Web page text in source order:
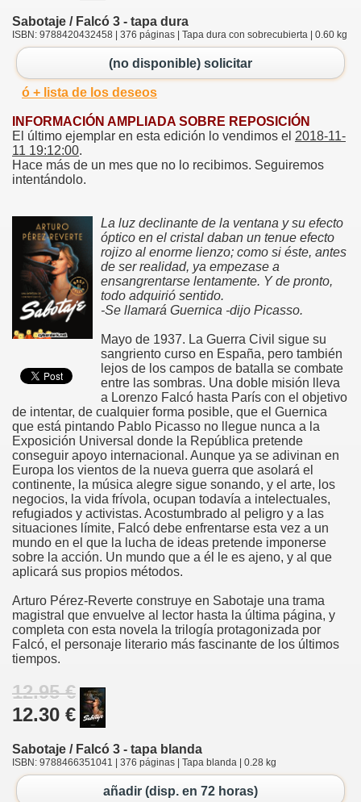
Sabotaje / Falcó 3 - tapa dura
ISBN: 9788420432458 | 376 páginas | Tapa dura con sobrecubierta | 0.60 kg
(no disponible) solicitar
ó + lista de los deseos
INFORMACIÓN AMPLIADA SOBRE REPOSICIÓN
El último ejemplar en esta edición lo vendimos el 2018-11-
11 19:12:00.
Hace más de un mes que no lo recibimos. Seguiremos
intentándolo.
La luz declinante de la ventana y su efecto
óptico en el cristal daban un tenue efecto
rojizo al enorme lienzo; como si éste, antes
de ser realidad, ya empezase a
ensangrentarse lentamente. Y de pronto,
todo adquirió sentido.
-Se llamará Guernica -dijo Picasso.
Mayo de 1937. La Guerra Civil sigue su
sangriento curso en España, pero también
lejos de los campos de batalla se combate
entre las sombras. Una doble misión lleva
a Lorenzo Falcó hasta París con el objetivo
de intentar, de cualquier forma posible, que el Guernica
que está pintando Pablo Picasso no llegue nunca a la
Exposición Universal donde la República pretende
conseguir apoyo internacional. Aunque ya se adivinan en
Europa los vientos de la nueva guerra que asolará el
continente, la música alegre sigue sonando, y el arte, los
negocios, la vida frívola, ocupan todavía a intelectuales,
refugiados y activistas. Acostumbrado al peligro y a las
situaciones límite, Falcó debe enfrentarse esta vez a un
mundo en el que la lucha de ideas pretende imponerse
sobre la acción. Un mundo que a él le es ajeno, y al que
aplicará sus propios métodos.
Arturo Pérez-Reverte construye en Sabotaje una trama
magistral que envuelve al lector hasta la última página, y
completa con esta novela la trilogía protagonizada por
Falcó, el personaje literario más fascinante de los últimos
tiempos.
12.95 €
12.30 €
Sabotaje / Falcó 3 - tapa blanda
ISBN: 9788466351041 | 376 páginas | Tapa blanda | 0.28 kg
añadir (disp. en 72 horas)